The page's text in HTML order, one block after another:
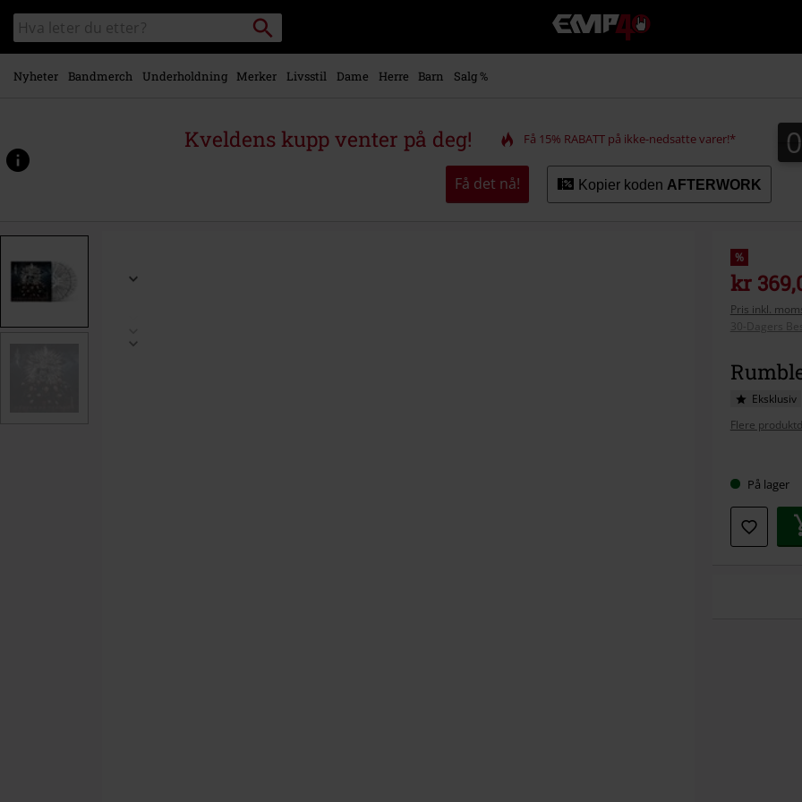
Skipp til
hovedinnhold
Søk
i
katalogen
Søk
EMP
-
Musikk,
merch
Alternativ
Nyheter Bandmerch Underholdning Merker Livsstil Dame Herre Barn Salg %
Kveldens kupp venter på deg! Få 15% RABATT på ikke-nedsatte varer!* 0
0
Få det nå! Kopier koden AFTERWORK
www.emp-
538511St.html
%
kr
Pris inkl.
30-Dagers
Eksklusiv
Flere
Velg
størrelse
På lager